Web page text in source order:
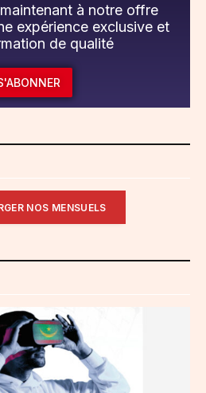
à notre offre
expérience exclusive et
de qualité
NOS MENSUELS